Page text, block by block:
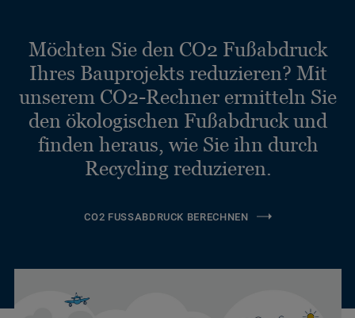
Möchten Sie den CO2 Fußabdruck
Ihres Bauprojekts reduzieren? Mit
unserem CO2-Rechner ermitteln Sie
den ökologischen Fußabdruck und
finden heraus, wie Sie ihn durch
Recycling reduzieren.
CO2 FUSSABDRUCK BERECHNEN